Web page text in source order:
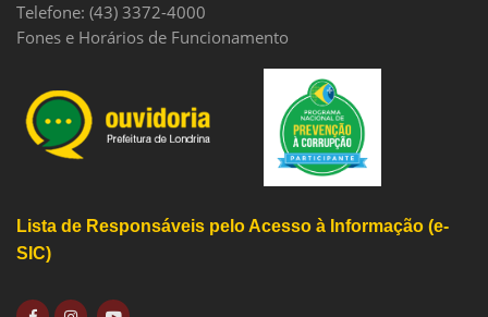
Telefone: (43) 3372-4000
Fones e Horários de Funcionamento
Lista de Responsáveis pelo Acesso à Informação (e-
SIC)